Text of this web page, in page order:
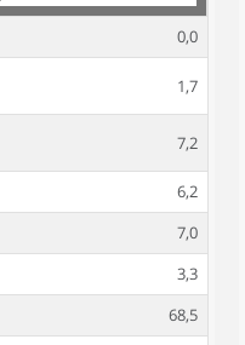
0,0
1,7
7,2
6,2
7,0
3,3
68,5